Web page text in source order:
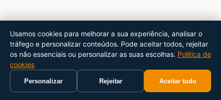
Usamos cookies para melhorar a sua experiência, analisar o
tráfego e personalizar conteúdos. Pode aceitar todos, rejeitar
os não essenciais ou personalizar as suas escolhas. Política de
cookies
Personalizar Rejeitar Aceitar tudo